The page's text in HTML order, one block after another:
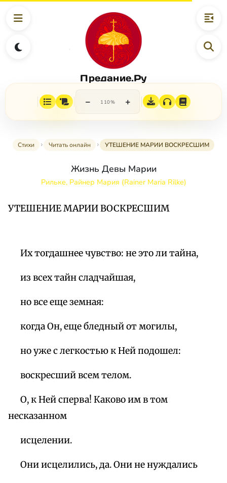
Предание.Ру
− 110% +
Стихи Читать онлайн УТЕШЕНИЕ МАРИИ ВОСКРЕСШИМ
Жизнь Девы Марии
Рильке, Райнер Мария (Rainer Maria Rilke)
УТЕШЕНИЕ МАРИИ ВОСКРЕСШИМ
Их тогдашнее чувство: не это ли тайна,
из всех тайн сладчайшая,
но все еще земная:
когда Он, еще бледный от могилы,
но уже с легкостью к Ней подошел:
воскресший всем телом.
О, к Ней сперва! Каково им в том
несказанном
исцелении.
Они исцелились, да. Они не нуждались